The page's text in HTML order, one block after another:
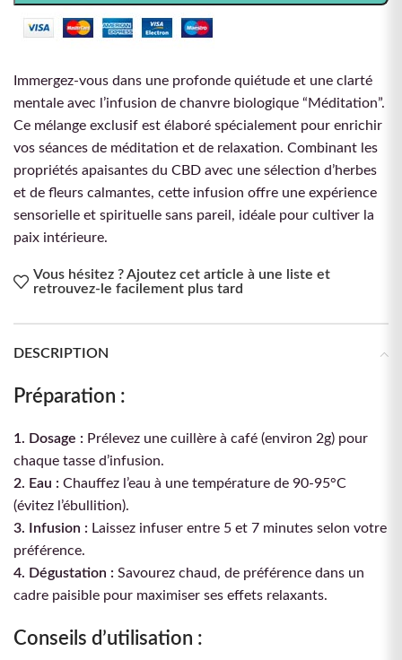
Immergez-vous dans une profonde quiétude et une clarté
mentale avec l’infusion de chanvre biologique “Méditation”.
Ce mélange exclusif est élaboré spécialement pour enrichir
vos séances de méditation et de relaxation. Combinant les
propriétés apaisantes du CBD avec une sélection d’herbes
et de fleurs calmantes, cette infusion offre une expérience
sensorielle et spirituelle sans pareil, idéale pour cultiver la
paix intérieure.
Vous hésitez ? Ajoutez cet article à une liste et
retrouvez-le facilement plus tard
DESCRIPTION
Préparation :
1. Dosage : Prélevez une cuillère à café (environ 2g) pour
chaque tasse d’infusion.
2. Eau : Chauffez l’eau à une température de 90-95°C
(évitez l’ébullition).
3. Infusion : Laissez infuser entre 5 et 7 minutes selon votre
préférence.
4. Dégustation : Savourez chaud, de préférence dans un
cadre paisible pour maximiser ses effets relaxants.
Conseils d’utilisation :